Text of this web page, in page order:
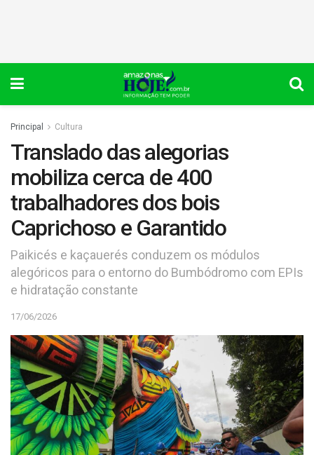
Principal Cultura
Translado das alegorias
mobiliza cerca de 400
trabalhadores dos bois
Caprichoso e Garantido
Paikicés e kaçauerés conduzem os módulos
alegóricos para o entorno do Bumbódromo com EPIs
e hidratação constante
17/06/2026